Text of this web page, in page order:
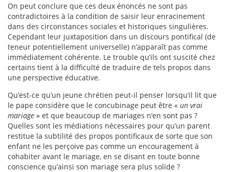
On peut conclure que ces deux énoncés ne sont pas
contradictoires à la condition de saisir leur enracinement
dans des circonstances sociales et historiques singulières.
Cependant leur juxtaposition dans un discours pontifical (de
teneur potentiellement universelle) n’apparaît pas comme
immédiatement cohérente. Le trouble qu’ils ont suscité chez
certains tient à la difficulté de traduire de tels propos dans
une perspective éducative.
Qu’est-ce qu’un jeune chrétien peut-il penser lorsqu’il lit que
le pape considère que le concubinage peut être « un vrai
mariage » et que beaucoup de mariages n’en sont pas ?
Quelles sont les médiations nécessaires pour qu’un parent
restitue la subtilité des propos pontificaux de sorte que son
enfant ne les perçoive pas comme un encouragement à
cohabiter avant le mariage, en se disant en toute bonne
conscience qu’ainsi son mariage sera plus solide ?